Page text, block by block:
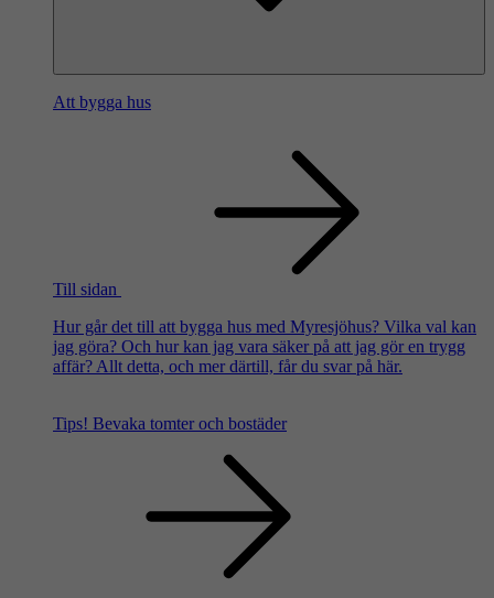
Att bygga hus
Till sidan
Hur går det till att bygga hus med Myresjöhus? Vilka val kan
jag göra? Och hur kan jag vara säker på att jag gör en trygg
affär? Allt detta, och mer därtill, får du svar på här.
Tips! Bevaka tomter och bostäder